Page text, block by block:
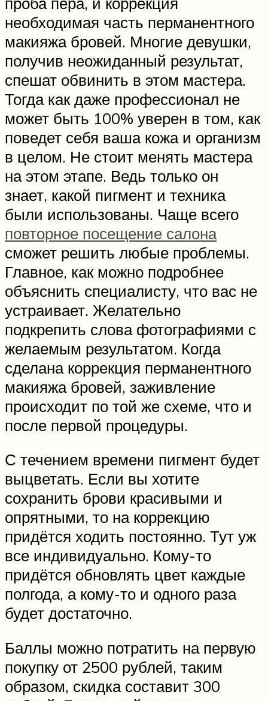
необходимая часть перманентного
макияжа бровей. Многие девушки,
получив неожиданный результат,
спешат обвинить в этом мастера.
Тогда как даже профессионал не
может быть 100% уверен в том, как
поведет себя ваша кожа и организм
в целом. Не стоит менять мастера
на этом этапе. Ведь только он
знает, какой пигмент и техника
были использованы. Чаще всего
повторное посещение салона
сможет решить любые проблемы.
Главное, как можно подробнее
объяснить специалисту, что вас не
устраивает. Желательно
подкрепить слова фотографиями с
желаемым результатом. Когда
сделана коррекция перманентного
макияжа бровей, заживление
происходит по той же схеме, что и
после первой процедуры.
С течением времени пигмент будет
выцветать. Если вы хотите
сохранить брови красивыми и
опрятными, то на коррекцию
придётся ходить постоянно. Тут уж
все индивидуально. Кому-то
придётся обновлять цвет каждые
полгода, а кому-то и одного раза
будет достаточно.
Баллы можно потратить на первую
покупку от 2500 рублей, таким
образом, скидка составит 300